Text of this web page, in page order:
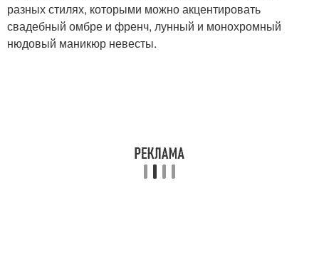
разных стилях, которыми можно акцентировать
свадебный омбре и френч, лунный и монохромный
нюдовый маникюр невесты.